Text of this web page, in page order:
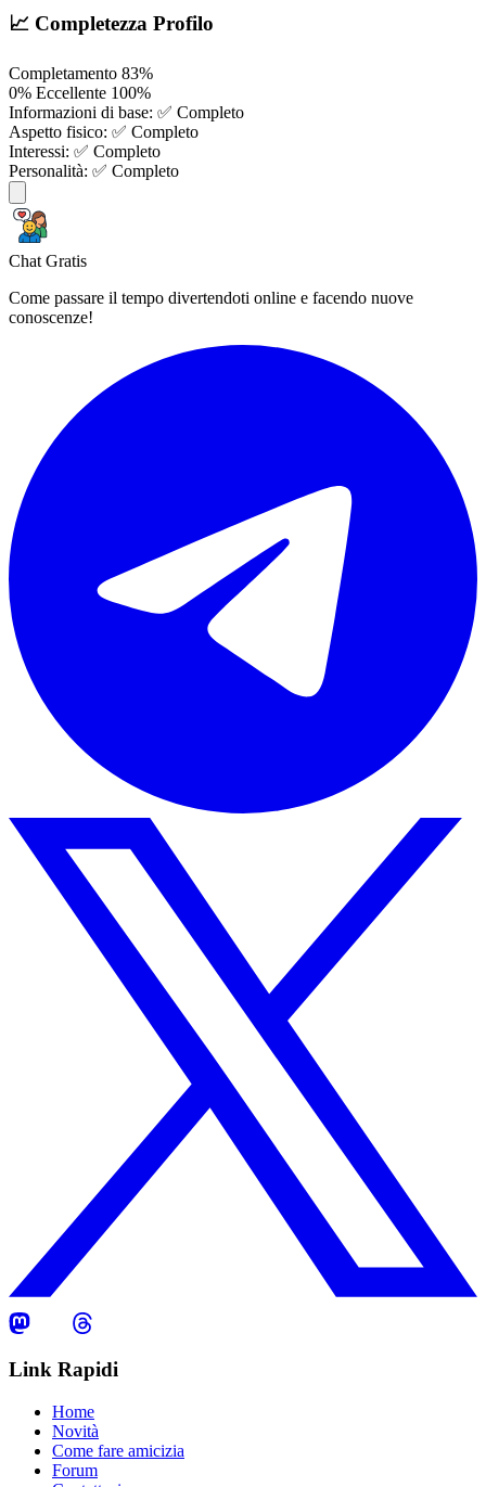
📈 Completezza Profilo
Completamento 83%
0% Eccellente 100%
Informazioni di base: ✅ Completo
Aspetto fisico: ✅ Completo
Interessi: ✅ Completo
Personalità: ✅ Completo
Chat Gratis
Come passare il tempo divertendoti online e facendo nuove
conoscenze!
Link Rapidi
Home
Novità
Come fare amicizia
Forum